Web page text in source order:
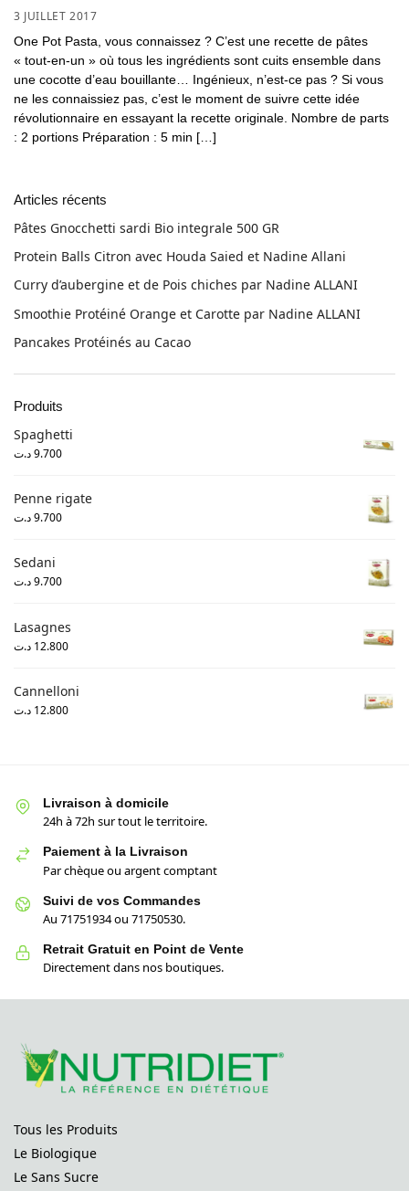
3 JUILLET 2017
One Pot Pasta, vous connaissez ? C’est une recette de pâtes
« tout-en-un » où tous les ingrédients sont cuits ensemble dans
une cocotte d’eau bouillante… Ingénieux, n’est-ce pas ? Si vous
ne les connaissiez pas, c’est le moment de suivre cette idée
révolutionnaire en essayant la recette originale. Nombre de parts
: 2 portions Préparation : 5 min […]
Articles récents
Pâtes Gnocchetti sardi Bio integrale 500 GR
Protein Balls Citron avec Houda Saied et Nadine Allani
Curry d’aubergine et de Pois chiches par Nadine ALLANI
Smoothie Protéiné Orange et Carotte par Nadine ALLANI
Pancakes Protéinés au Cacao
Produits
Spaghetti
9.700د.ت
Penne rigate
9.700د.ت
Sedani
9.700د.ت
Lasagnes
12.800 د.ت
Cannelloni
12.800 د.ت
Livraison à domicile
24h à 72h sur tout le territoire.
Paiement à la Livraison
Par chèque ou argent comptant
Suivi de vos Commandes
Au 71751934 ou 71750530.
Retrait Gratuit en Point de Vente
Directement dans nos boutiques.
Tous les Produits
Le Biologique
Le Sans Sucre